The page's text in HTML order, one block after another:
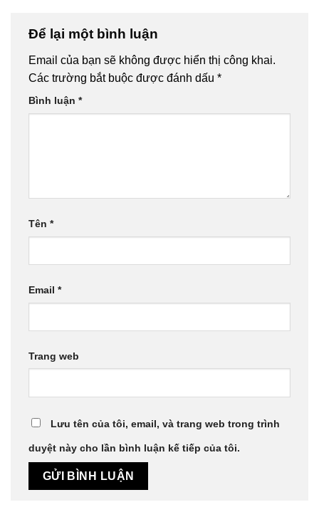
Để lại một bình luận
Email của bạn sẽ không được hiển thị công khai.
Các trường bắt buộc được đánh dấu *
Bình luận *
Tên *
Email *
Trang web
Lưu tên của tôi, email, và trang web trong trình
duyệt này cho lần bình luận kế tiếp của tôi.